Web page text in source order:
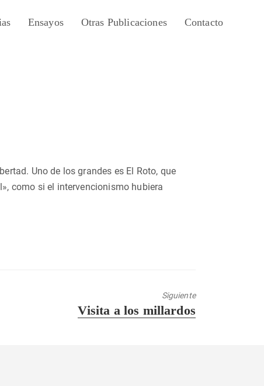
Ensayos Otras Publicaciones Contacto
Uno de los grandes es El Roto, que
como si el intervencionismo hubiera
Siguiente
Entrada
Visita a los millardos